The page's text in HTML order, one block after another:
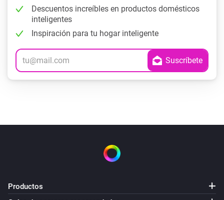
Descuentos increíbles en productos domésticos
inteligentes
Inspiración para tu hogar inteligente
Productos